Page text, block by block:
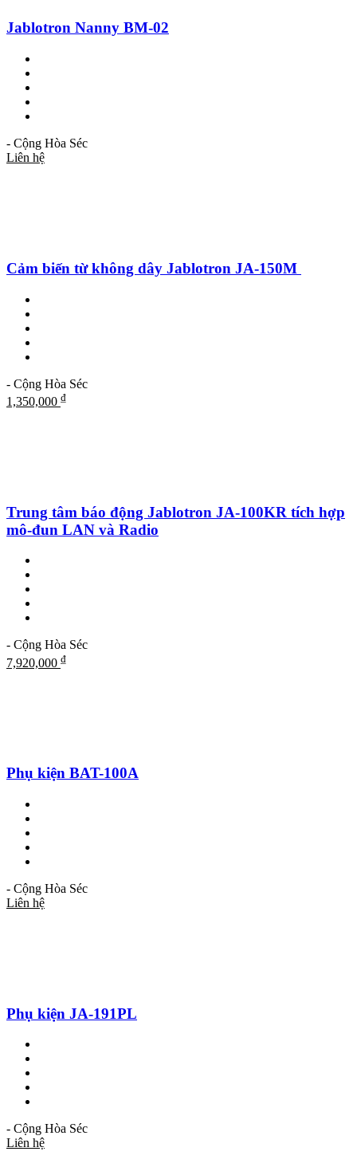
Jablotron Nanny BM-02
- Cộng Hòa Séc
Liên hệ
Cảm biến từ không dây Jablotron JA-150M
- Cộng Hòa Séc
1,350,000 ₫
Trung tâm báo động Jablotron JA-100KR tích hợp
mô-đun LAN và Radio
- Cộng Hòa Séc
7,920,000 ₫
Phụ kiện BAT-100A
- Cộng Hòa Séc
Liên hệ
Phụ kiện JA-191PL
- Cộng Hòa Séc
Liên hệ